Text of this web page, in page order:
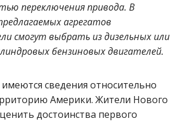
переключения привода. В
агрегатов
смогут выбрать из дизельных или
бензиновых двигателей.
сведения относительно
Америки. Жители Нового
достоинства первого